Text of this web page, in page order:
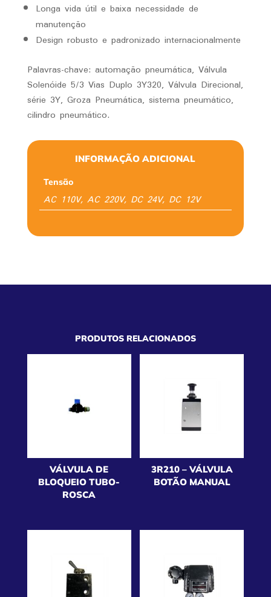
Longa vida útil e baixa necessidade de
manutenção
Design robusto e padronizado internacionalmente
Palavras-chave: automação pneumática, Válvula
Solenóide 5/3 Vias Duplo 3Y320, Válvula Direcional,
série 3Y, Groza Pneumática, sistema pneumático,
cilindro pneumático.
INFORMAÇÃO ADICIONAL
Tensão
AC 110V, AC 220V, DC 24V, DC 12V
PRODUTOS RELACIONADOS
VÁLVULA DE
BLOQUEIO TUBO-
ROSCA
3R210 – VÁLVULA
BOTÃO MANUAL